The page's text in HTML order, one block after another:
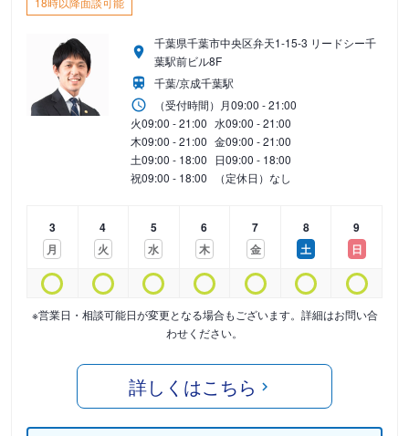
千葉県千葉市中央区弁天1-15-3 リードシー千
葉駅前ビル8F
千葉/京成千葉駅
（受付時間） 月09:00 - 21:00
火09:00 - 21:00 水09:00 - 21:00
木09:00 - 21:00 金09:00 - 21:00
土09:00 - 18:00 日09:00 - 18:00
祝09:00 - 18:00 （定休日）なし
3
月
4
火
5
水
6
木
7
金
8
土
9
日
※営業日・相談可能日が変更となる場合もございます。詳細はお問い合
わせください。
詳しくはこちら